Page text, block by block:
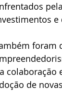
e
foram
colaboração
de